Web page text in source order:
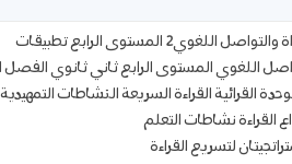
المستوى الرابع تطبيقات
اللغوي المستوى الرابع ثاني ثانوي الفصل
القرائية القراءة السريعة النشاطات
القراءة نشاطات التعلم
لتسريع القراءة